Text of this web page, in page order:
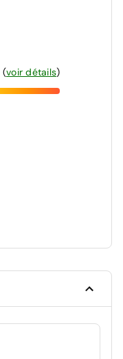
(voir détails)